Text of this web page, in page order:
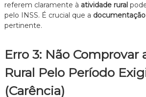
referem claramente à atividade rural
pelo INSS. É crucial que a documentação
pertinente.
Erro 3: Não
Rural Pelo Período
(Carência)